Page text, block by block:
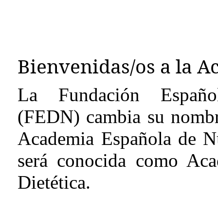
Bienvenidas/os a la
La Fundación
(FEDN) cambia su
Academia Española de
será conocida como
Dietética.